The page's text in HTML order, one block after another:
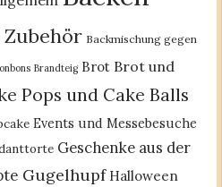
Backmischung gegen
Brandteig Brot Brot und
Pops und Cake Balls
Events und Messebesuche
Geschenke aus der
Gugelhupf Halloween